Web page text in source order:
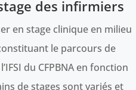
des infirmiers
en stage clinique en milieu
le parcours de
du CFPBNA en fonction
de stages sont variés et